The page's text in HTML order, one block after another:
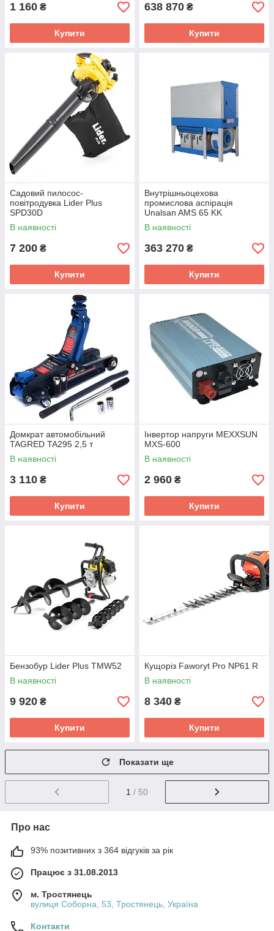
1 160 ₴
Купити
638 870 ₴
Купити
Садовий пилосос-
повітродувка Lider Plus
SPD30D
В наявності
7 200 ₴
Купити
Внутрішньоцехова
промислова аспірація
Unalsan AMS 65 KK
В наявності
363 270 ₴
Купити
Домкрат автомобільний
TAGRED TA295 2,5 т
В наявності
3 110 ₴
Купити
Інвертор напруги MEXXSUN
MXS-600
В наявності
2 960 ₴
Купити
Бензобур Lider Plus TMW52
В наявності
9 920 ₴
Купити
Кущоріз Faworyt Pro NP61 R
В наявності
8 340 ₴
Купити
Показати ще
1 / 50
Про нас
93% позитивних з 364 відгуків за рік
Працює з 31.08.2013
м. Тростянець
вулиця Соборна, 53, Тростянець, Україна
Контакти